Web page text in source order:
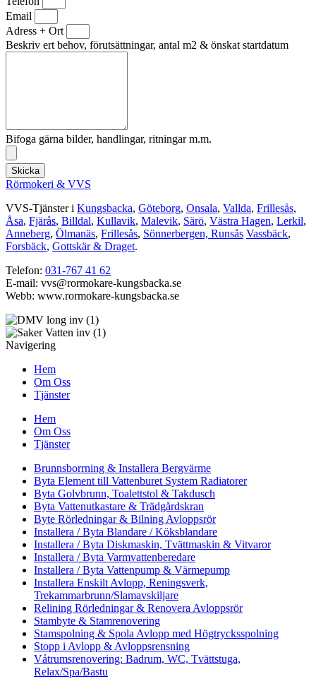
Email
Adress + Ort
Beskriv ert behov, förutsättningar, antal m2 & önskat startdatum
Bifoga gärna bilder, handlingar, ritningar m.m.
Skicka
Rörmokeri & VVS
VVS-Tjänster i Kungsbacka, Göteborg, Onsala, Vallda, Frillesås,
Åsa, Fjärås, Billdal, Kullavik, Malevik, Särö, Västra Hagen, Lerkil,
Anneberg, Ölmanäs, Frillesås, Sönnerbergen, Runsås Vassbäck,
Forsbäck, Gottskär & Draget.
Telefon: 031-767 41 62
E-mail: vvs@rormokare-kungsbacka.se
Webb: www.rormokare-kungsbacka.se
Navigering
Hem
Om Oss
Tjänster
Hem
Om Oss
Tjänster
Brunnsborrning & Installera Bergvärme
Byta Element till Vattenburet System Radiatorer
Byta Golvbrunn, Toalettstol & Takdusch
Byta Vattenutkastare & Trädgårdskran
Byte Rörledningar & Bilning Avloppsrör
Installera / Byta Blandare / Köksblandare
Installera / Byta Diskmaskin, Tvättmaskin & Vitvaror
Installera / Byta Varmvattenberedare
Installera / Byta Vattenpump & Värmepump
Installera Enskilt Avlopp, Reningsverk,
Trekammarbrunn/Slamavskiljare
Relining Rörledningar & Renovera Avloppsrör
Stambyte & Stamrenovering
Stamspolning & Spola Avlopp med Högtrycksspolning
Stopp i Avlopp & Avloppsrensning
Våtrumsrenovering: Badrum, WC, Tvättstuga,
Relax/Spa/Bastu